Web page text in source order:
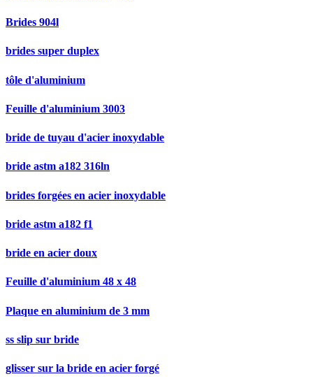
Brides 904l
brides super duplex
tôle d'aluminium
Feuille d'aluminium 3003
bride de tuyau d'acier inoxydable
bride astm a182 316ln
brides forgées en acier inoxydable
bride astm a182 f1
bride en acier doux
Feuille d'aluminium 48 x 48
Plaque en aluminium de 3 mm
ss slip sur bride
glisser sur la bride en acier forgé